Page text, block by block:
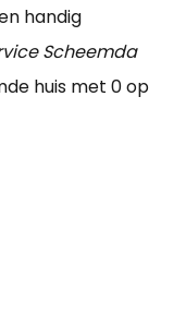
handig
Scheemda
huis met 0 op